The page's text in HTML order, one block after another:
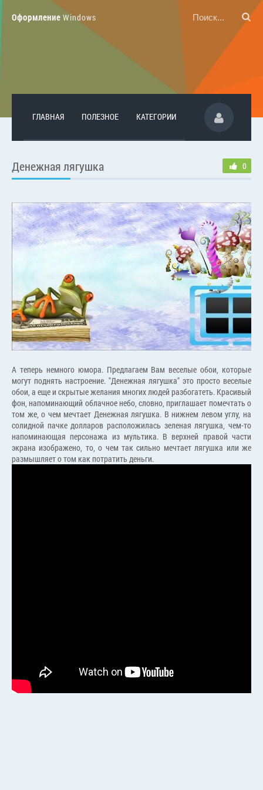
Оформление Windows
ГЛАВНАЯ ПОЛЕЗНОЕ КАТЕГОРИИ
Денежная лягушка 0
А теперь немного юмора. Предлагаем Вам веселые обои, которые
могут поднять настроение. "Денежная лягушка" это просто веселые
обои, а еще и скрытые желания многих людей разбогатеть. Красивый
фон, напоминающий облачное небо, словно, приглашает помечтать о
том же, о чем мечтает Денежная лягушка. В нижнем левом углу, на
солидной пачке долларов расположилась зеленая лягушка, чем-то
напоминающая персонажа из мультика. В верхней правой части
экрана изображено, то, о чем так сильно мечтает лягушка или же
размышляет о том как потратить деньги.